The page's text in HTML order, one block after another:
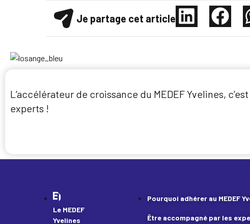
Je partage cet article
L’accélérateur de croissance du MEDEF Yvelines,
experts !
Le MEDEF
Yvelines
Pourquoi adhérer au MEDEF
Être accompagné par les